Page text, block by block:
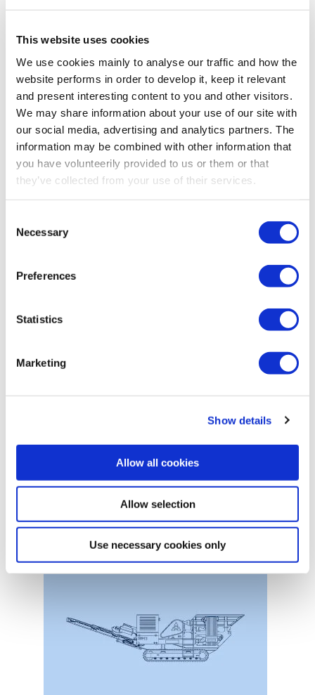
This website uses cookies
We use cookies mainly to analyse our traffic and how the
website performs in order to develop it, keep it relevant
and present interesting content to you and other visitors.
We may share information about your use of our site with
our social media, advertising and analytics partners. The
information may be combined with other information that
you have volunteerily provided to us or them or that
they’ve collected from your use of their services.
Selection
Necessary
Preferences
Statistics
Marketing
Show details
Allow all cookies
Allow selection
Use necessary cookies only
Foreuses
Pelles hydrauliques